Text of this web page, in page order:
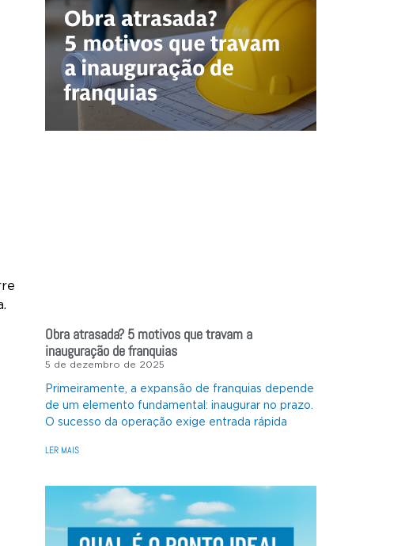
Obra atrasada? 5 motivos que travam a
inauguração de franquias
5 de dezembro de 2025
Primeiramente, a expansão de franquias depende
de um elemento fundamental: inaugurar no prazo.
O sucesso da operação exige entrada rápida
LER MAIS